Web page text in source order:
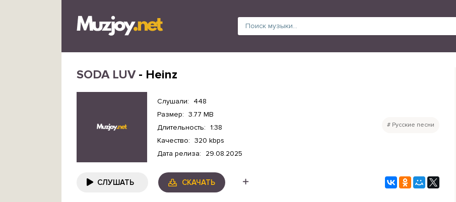
SODA LUV- Heinz
Слушали:
448
Размер: 3.77 MB
Длительность: 1:38
Качество: 320 kbps
Дата релиза:
29.08.2025
Русские песни
СЛУШАТЬ СКАЧАТЬ